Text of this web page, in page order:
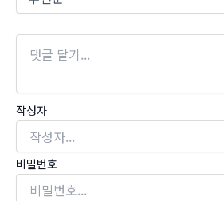
작성자
비밀번호